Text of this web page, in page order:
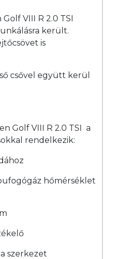
VIII R 2.0 TSI
került.
is
csővel együtt kerül
Golf VIII R 2.0 TSI a
rendelkezik:
hőmérséklet
szerkezet